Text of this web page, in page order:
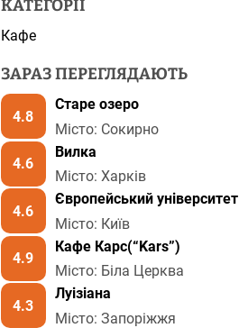
КАТЕГОРІЇ
Кафе
ЗАРАЗ ПЕРЕГЛЯДАЮТЬ
4.8
Старе озеро
Місто: Сокирно
4.6
Вилка
Місто: Харків
4.6
Європейський університет
Місто: Київ
4.9
Кафе Карс(“Kars”)
Місто: Біла Церква
4.3
Луізіана
Місто: Запоріжжя